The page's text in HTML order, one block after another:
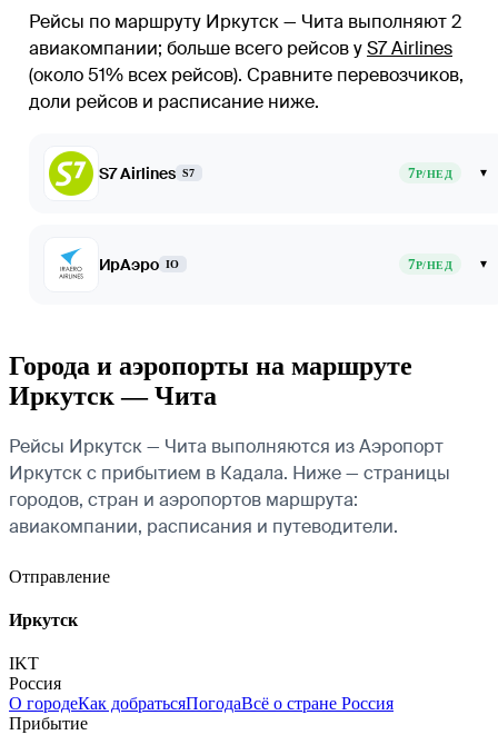
Рейсы по маршруту Иркутск — Чита выполняют 2
авиакомпании; больше всего рейсов уS7 Airlines
(около 51% всех рейсов). Сравните перевозчиков,
доли рейсов и расписание ниже.
S7 Airlines S7 7Р/НЕД ▾
ИрАэро IO 7Р/НЕД ▾
Города и аэропорты на маршруте
Иркутск — Чита
Рейсы Иркутск — Чита выполняются из Аэропорт
Иркутск с прибытием в Кадала. Ниже — страницы
городов, стран и аэропортов маршрута:
авиакомпании, расписания и путеводители.
Отправление
Иркутск
IKT
Россия
О городеКак добратьсяПогодаВсё о стране Россия
Прибытие